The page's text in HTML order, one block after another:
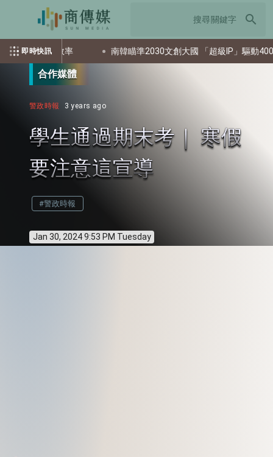
search
即時快訊
資評估效率 南韓瞄準2030文創大國 「超級IP」驅動400兆韓
合作媒體
警政時報 3 years ago
學生通過期末考｜ 寒假
要注意這宣導
#警政時報
Jan 30, 2024 9:53 PM Tuesday